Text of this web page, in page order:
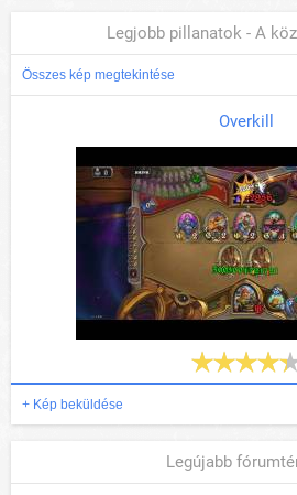
Legjobb pillanatok - A
Összes kép megtekintése
Overkill
+ Kép beküldése
Legújabb